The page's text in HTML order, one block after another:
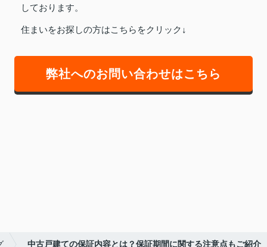
しております。
住まいをお探しの方はこちらをクリック↓
弊社へのお問い合わせはこちら
中古戸建ての保証内容とは？保証期間に関する注意点もご紹介